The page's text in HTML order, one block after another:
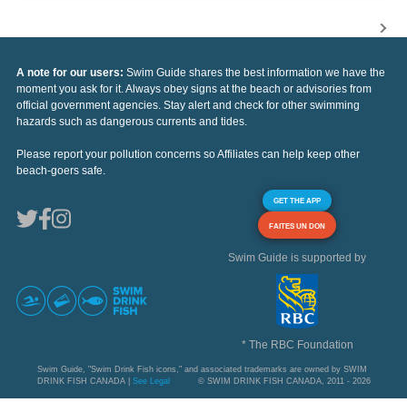
A note for our users: Swim Guide shares the best information we have the
moment you ask for it. Always obey signs at the beach or advisories from
official government agencies. Stay alert and check for other swimming
hazards such as dangerous currents and tides.
Please report your pollution concerns so Affiliates can help keep other
beach-goers safe.
GET THE APP
FAITES UN DON
Swim Guide is supported by
* The RBC Foundation
Swim Guide, "Swim Drink Fish icons," and associated trademarks are owned by SWIM
DRINK FISH CANADA | See Legal © SWIM DRINK FISH CANADA, 2011 - 2026